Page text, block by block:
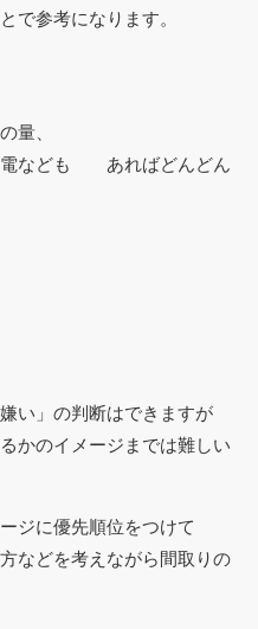
で参考になります。
量、
電なども あればどんどん
い」の判断はできますが
かのイメージまでは難しい
ジに優先順位をつけて
などを考えながら間取りの